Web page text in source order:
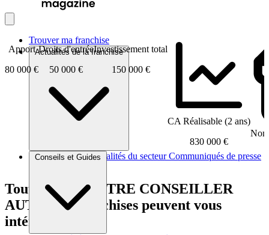
Trouver ma franchise
Actualités de la franchise
Brèves et actus Actualités du secteur Communiqués de presse
Conseils et Guides
Apport
80 000 €
Droits d'entrée
50 000 €
Investissement total
150 000 €
CA Réalisable (2 ans)
830 000 €
Tout comme VOTRE CONSEILLER
AUTO, ces franchises peuvent vous
intéresser